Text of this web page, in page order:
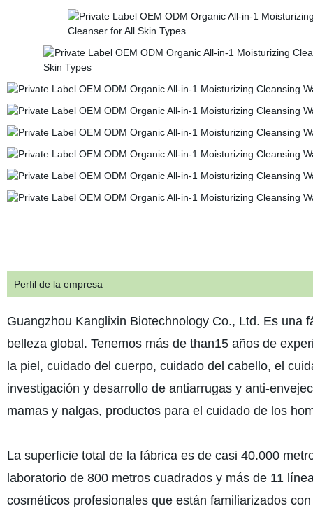
Perfil de la empresa
Guangzhou Kanglixin Biotechnology Co., Ltd. Es una
belleza global. Tenemos más de than15 años de
la piel, cuidado del cuerpo, cuidado del cabello, el
investigación y desarrollo de antiarrugas y anti-
mamas y nalgas, productos para el cuidado de los
La superficie total de la fábrica es de casi 40.000
laboratorio de 800 metros cuadrados y más de 11
cosméticos profesionales que están familiarizados